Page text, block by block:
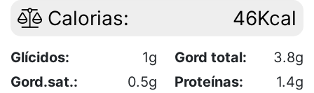
Calorias: 46Kcal
Glícidos: 1g Gord total:
3.8g
Gord.sat.:
0.5g Proteínas:
1.4g